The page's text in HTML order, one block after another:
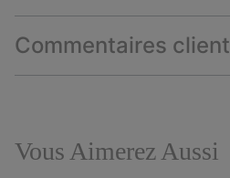
Commentaires client
Vous Aimerez Aussi